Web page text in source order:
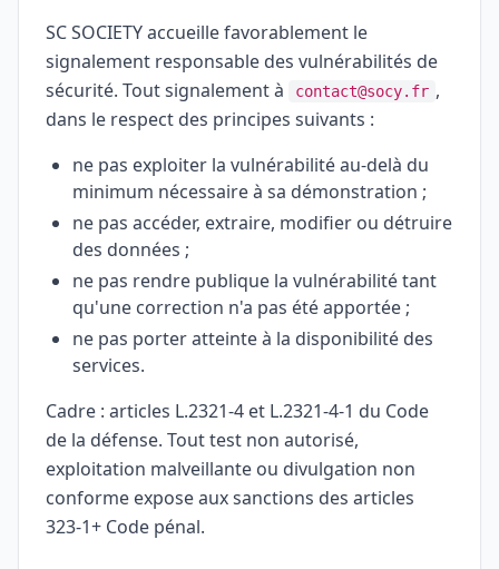
SC SOCIETY accueille favorablement le
signalement responsable des vulnérabilités de
sécurité. Tout signalement à
contact@socy.fr ,
dans le respect des principes suivants :
ne pas exploiter la vulnérabilité au-delà du
minimum nécessaire à sa démonstration ;
ne pas accéder, extraire, modifier ou détruire
des données ;
ne pas rendre publique la vulnérabilité tant
qu'une correction n'a pas été apportée ;
ne pas porter atteinte à la disponibilité des
services.
Cadre : articles L.2321-4 et L.2321-4-1 du Code
de la défense. Tout test non autorisé,
exploitation malveillante ou divulgation non
conforme expose aux sanctions des articles
323-1+ Code pénal.